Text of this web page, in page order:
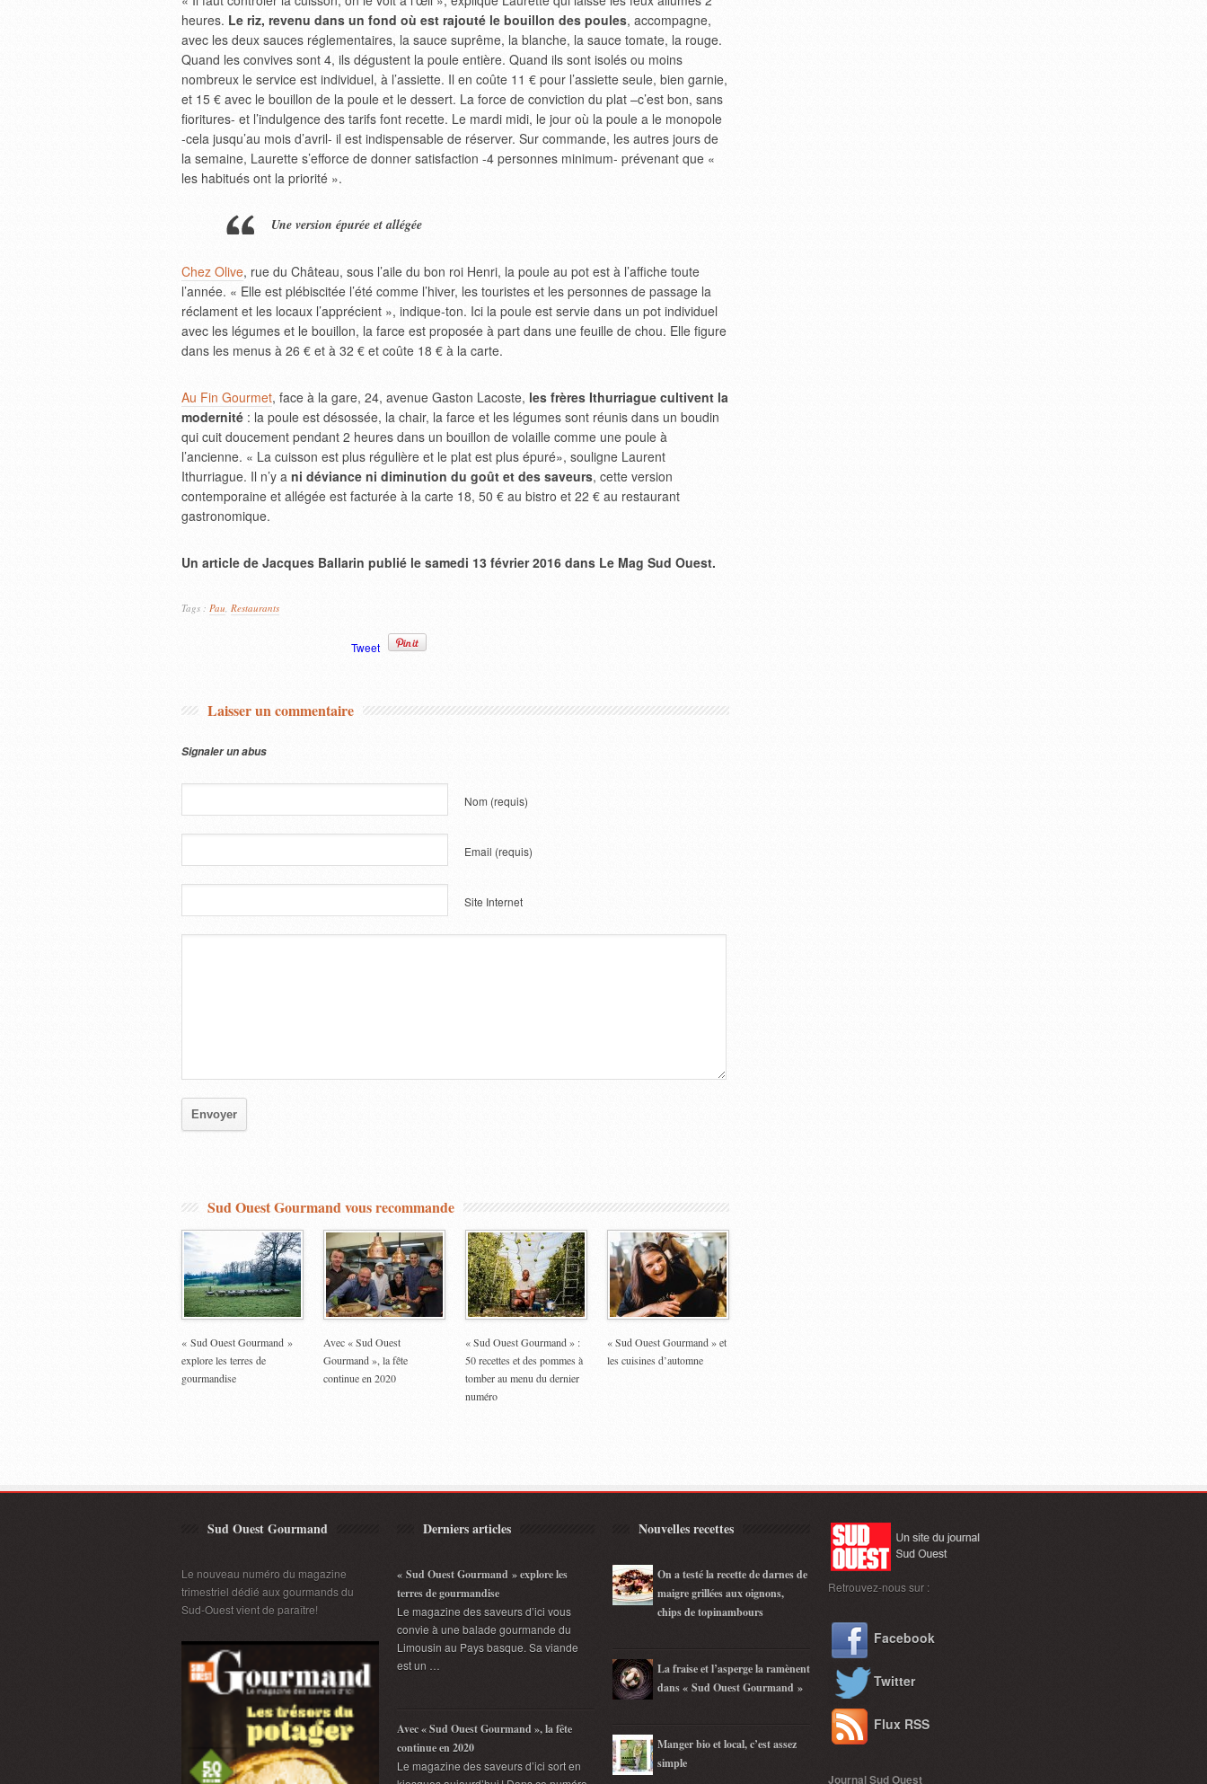
heures. Le riz, revenu dans un fond où est rajouté le bouillon des poules, accompagne,
avec les deux sauces réglementaires, la sauce suprême, la blanche, la sauce tomate, la rouge.
Quand les convives sont 4, ils dégustent la poule entière. Quand ils sont isolés ou moins
nombreux le service est individuel, à l’assiette. Il en coûte 11 € pour l’assiette seule, bien garnie,
et 15 € avec le bouillon de la poule et le dessert. La force de conviction du plat –c’est bon, sans
fioritures- et l’indulgence des tarifs font recette. Le mardi midi, le jour où la poule a le monopole
-cela jusqu’au mois d’avril- il est indispensable de réserver. Sur commande, les autres jours de
la semaine, Laurette s’efforce de donner satisfaction -4 personnes minimum- prévenant que «
les habitués ont la priorité ».
Une version épurée et allégée
Chez Olive, rue du Château, sous l’aile du bon roi Henri, la poule au pot est à l’affiche toute
l’année. « Elle est plébiscitée l’été comme l’hiver, les touristes et les personnes de passage la
réclament et les locaux l’apprécient », indique-ton. Ici la poule est servie dans un pot individuel
avec les légumes et le bouillon, la farce est proposée à part dans une feuille de chou. Elle figure
dans les menus à 26 € et à 32 € et coûte 18 € à la carte.
Au Fin Gourmet, face à la gare, 24, avenue Gaston Lacoste, les frères Ithurriague cultivent la
modernité : la poule est désossée, la chair, la farce et les légumes sont réunis dans un boudin
qui cuit doucement pendant 2 heures dans un bouillon de volaille comme une poule à
l’ancienne. « La cuisson est plus régulière et le plat est plus épuré», souligne Laurent
Ithurriague. Il n’y a ni déviance ni diminution du goût et des saveurs, cette version
contemporaine et allégée est facturée à la carte 18, 50 € au bistro et 22 € au restaurant
gastronomique.
Un article de Jacques Ballarin publié le samedi 13 février 2016 dans Le Mag Sud Ouest.
Tags : Pau, Restaurants
Tweet
Laisser un commentaire
Signaler un abus
Nom (requis)
Email (requis)
Site Internet
Sud Ouest Gourmand vous recommande
« Sud Ouest Gourmand »
explore les terres de
gourmandise
Avec « Sud Ouest
Gourmand », la fête
continue en 2020
« Sud Ouest Gourmand » :
50 recettes et des pommes à
tomber au menu du dernier
numéro
« Sud Ouest Gourmand » et
les cuisines d’automne
Sud Ouest Gourmand
Le nouveau numéro du magazine
trimestriel dédié aux gourmands du
Sud-Ouest vient de paraître!
Derniers articles
« Sud Ouest Gourmand » explore les
terres de gourmandise
Le magazine des saveurs d’ici vous
convie à une balade gourmande du
Limousin au Pays basque. Sa viande
est un …
Avec « Sud Ouest Gourmand », la fête
continue en 2020
Le magazine des saveurs d’ici sort en
Nouvelles recettes
On a testé la recette de darnes de
maigre grillées aux oignons,
chips de topinambours
La fraise et l’asperge la ramènent
dans « Sud Ouest Gourmand »
Manger bio et local, c’est assez
simple
Retrouvez-nous sur :
Facebook
Twitter
Flux RSS
Journal Sud Ouest